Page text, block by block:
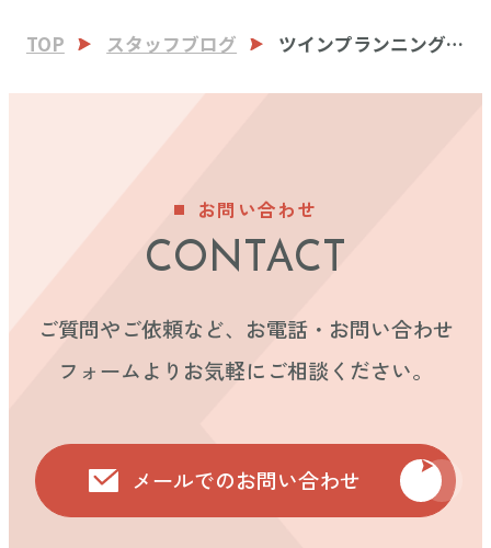
TOP スタッフブログ
ツインプランニング
お問い合わせ
CONTACT
ご質問やご依頼など、お電話・お問い合わせ
フォームよりお気軽にご相談ください。
メールでのお問い合わせ